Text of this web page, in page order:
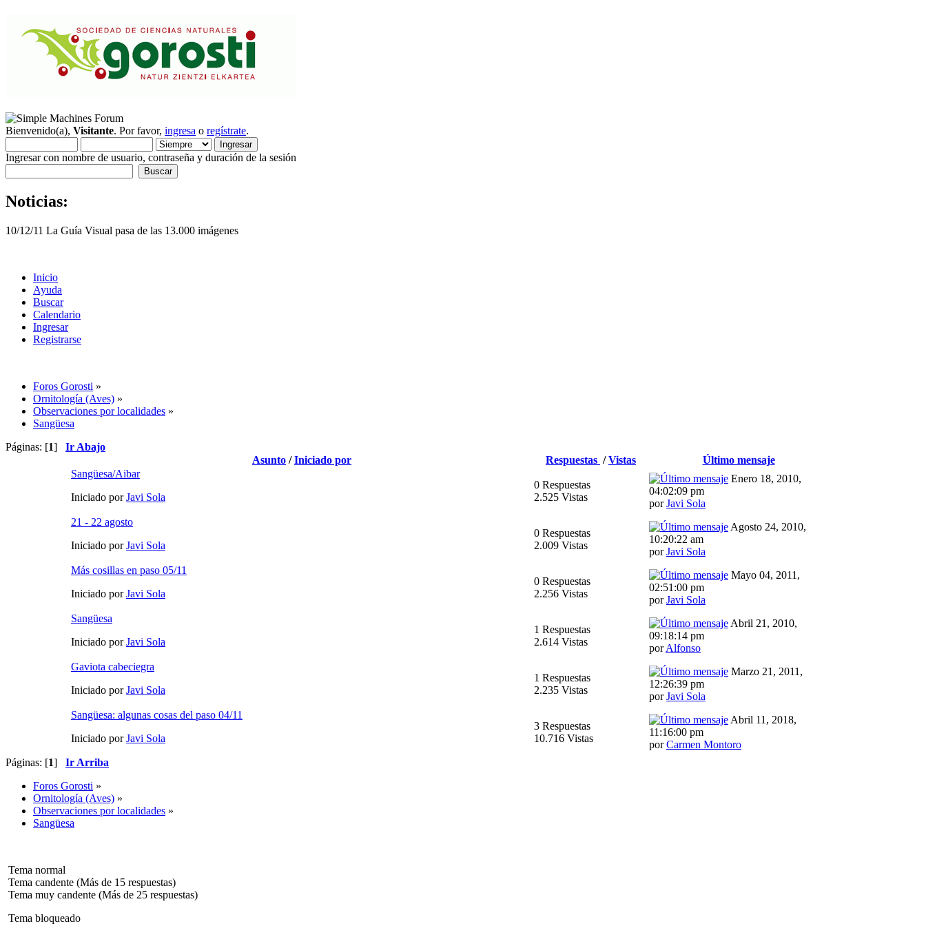
Bienvenido(a), Visitante. Por favor, ingresa o regístrate.
Ingresar con nombre de usuario, contraseña y duración de la sesión
Noticias:
10/12/11 La Guía Visual pasa de las 13.000 imágenes
Inicio
Ayuda
Buscar
Calendario
Ingresar
Registrarse
Foros Gorosti »
Ornitología (Aves) »
Observaciones por localidades »
Sangüesa
Páginas: [1] Ir Abajo
Asunto /Iniciado por Respuestas /Vistas
Último mensaje
Sangüesa/Aibar
Iniciado porJavi Sola
0 Respuestas
2.525 Vistas
Enero 18, 2010,
04:02:09 pm
porJavi Sola
21 - 22 agosto
Iniciado porJavi Sola
0 Respuestas
2.009 Vistas
Agosto 24, 2010,
10:20:22 am
porJavi Sola
Más cosillas en paso 05/11
Iniciado porJavi Sola
0 Respuestas
2.256 Vistas
Mayo 04, 2011,
02:51:00 pm
porJavi Sola
Sangüesa
Iniciado porJavi Sola
1 Respuestas
2.614 Vistas
Abril 21, 2010,
09:18:14 pm
porAlfonso
Gaviota cabeciegra
Iniciado porJavi Sola
1 Respuestas
2.235 Vistas
Marzo 21, 2011,
12:26:39 pm
porJavi Sola
Sangüesa: algunas cosas del paso 04/11
Iniciado porJavi Sola
3 Respuestas
10.716 Vistas
Abril 11, 2018,
11:16:00 pm
porCarmen Montoro
Páginas: [1] Ir Arriba
Foros Gorosti »
Ornitología (Aves) »
Observaciones por localidades »
Sangüesa
Tema normal
Tema candente (Más de 15 respuestas)
Tema muy candente (Más de 25 respuestas)
Tema bloqueado